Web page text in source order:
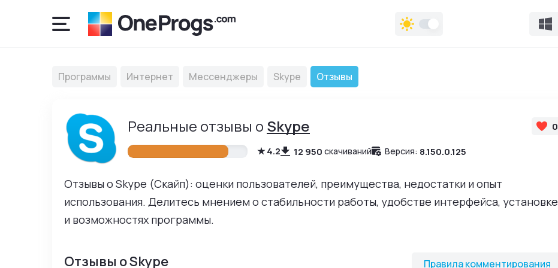
Программы Интернет Мессенджеры Skype Отзывы
Реальные отзывы о Skype
0
4.2
12 950 скачиваний Версия: 8.150.0.125
Отзывы о Skype (Скайп): оценки пользователей, преимущества, недостатки и опыт
использования. Делитесь мнением о стабильности работы, удобстве интерфейса, установке
и возможностях программы.
Отзывы о Skype Правила комментирования
Комментарии на сайте предназначены для обсуждения программ и обмена опытом их